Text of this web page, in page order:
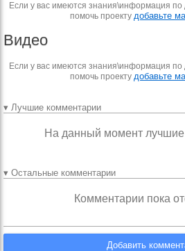
Если у вас имеются знания\информация по
помочь проекту добавьте
Видео
Если у вас имеются знания\информация по
помочь проекту добавьте
▾ Лучшие комментарии
На данный момент
▾ Остальные комментарии
Комментарии пока
Добавить